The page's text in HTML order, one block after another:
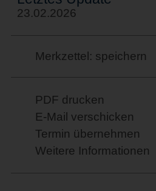
23.02.2026
Merkzettel: speichern
PDF drucken
E-Mail verschicken
Termin übernehmen
Weitere Informationen